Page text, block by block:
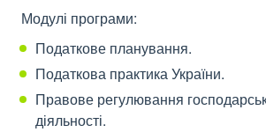
Модулі програми:
Податкове планування.
Податкова практика України.
Правове регулювання
діяльності.